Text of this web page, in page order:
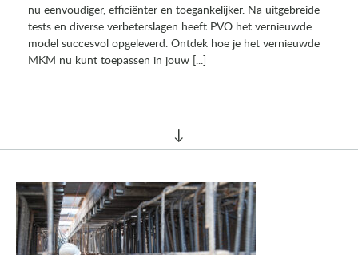
nu eenvoudiger, efficiënter en toegankelijker. Na uitgebreide
tests en diverse verbeterslagen heeft PVO het vernieuwde
model succesvol opgeleverd. Ontdek hoe je het vernieuwde
MKM nu kunt toepassen in jouw [...]